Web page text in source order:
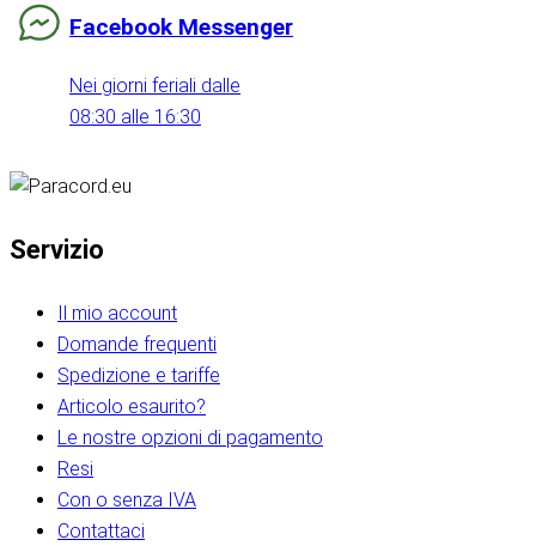
Facebook Messenger
Nei giorni feriali dalle
08:30 alle 16:30
Servizio
Il mio account
Domande frequenti
Spedizione e tariffe
Articolo esaurito?
Le nostre opzioni di pagamento
Resi
Con o senza IVA
Contattaci